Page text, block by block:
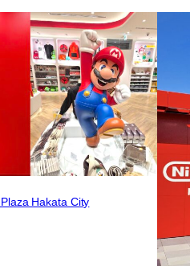
Hakata City